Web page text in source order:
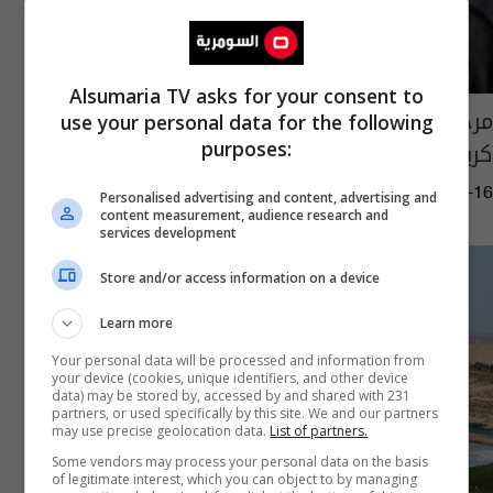
مرجع ديني: شعب يعيش على "المنح" لن يعيش
كريماً
02:08 | 2018-02-16
Alsumaria TV asks for your consent to
use your personal data for the following
purposes:
Personalised advertising and content, advertising and
content measurement, audience research and
services development
Store and/or access information on a device
Learn more
Your personal data will be processed and information from
your device (cookies, unique identifiers, and other device
data) may be stored by, accessed by and shared with 231
partners, or used specifically by this site. We and our partners
may use precise geolocation data. List of partners.
Some vendors may process your personal data on the basis
of legitimate interest, which you can object to by managing